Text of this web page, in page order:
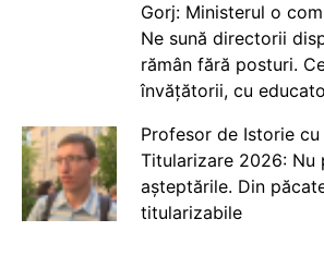
Gorj: Ministerul o
Ne sună directorii
rămân fără posturi.
învățătorii, cu
Profesor de Istorie cu
Titularizare 2026: Nu
așteptările. Din
titularizabile